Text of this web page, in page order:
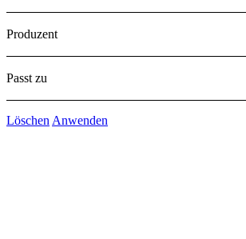
Produzent
Passt zu
Löschen Anwenden